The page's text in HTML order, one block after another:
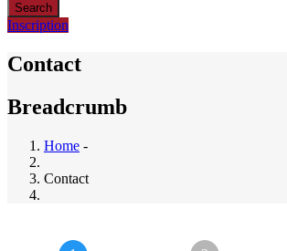
Inscription
Contact
Breadcrumb
Home -
Contact